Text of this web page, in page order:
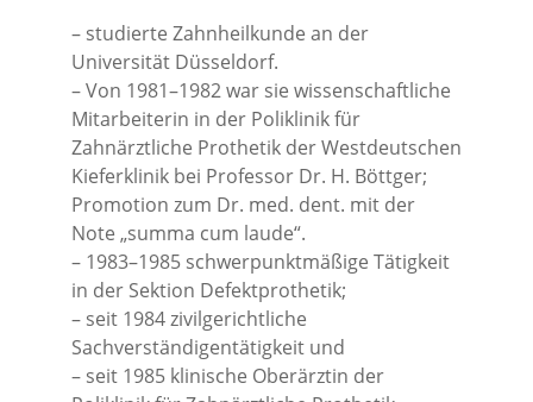
– studierte Zahnheilkunde an der
Universität Düsseldorf.
– Von 1981–1982 war sie wissenschaftliche
Mitarbeiterin in der Poliklinik für
Zahnärztliche Prothetik der Westdeutschen
Kieferklinik bei Professor Dr. H. Böttger;
Promotion zum Dr. med. dent. mit der
Note „summa cum laude“.
– 1983–1985 schwerpunktmäßige Tätigkeit
in der Sektion Defektprothetik;
– seit 1984 zivilgerichtliche
Sachverständigentätigkeit und
– seit 1985 klinische Oberärztin der